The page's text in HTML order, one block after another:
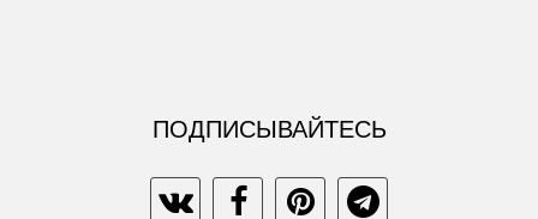
ПОДПИСЫВАЙТЕСЬ